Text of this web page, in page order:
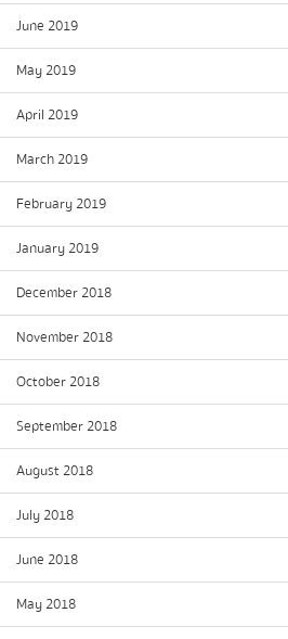
June 2019
May 2019
April 2019
March 2019
February 2019
January 2019
December 2018
November 2018
October 2018
September 2018
August 2018
July 2018
June 2018
May 2018